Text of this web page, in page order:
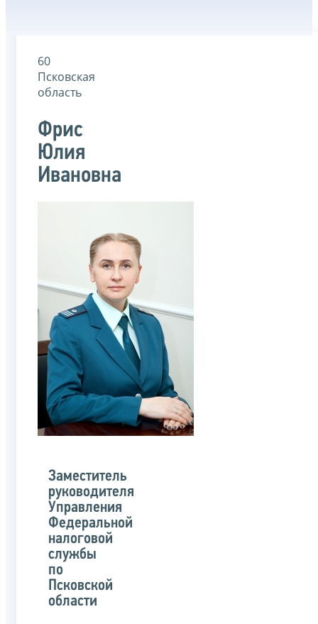
60
Псковская
область
Фрис
Юлия
Ивановна
Заместитель
руководителя
Управления
Федеральной
налоговой
службы
по
Псковской
области